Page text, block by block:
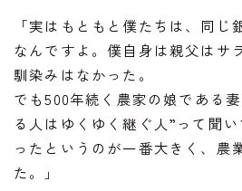
「実はもともと僕たちは、同じ
なんですよ。僕自身は親父はサ
馴染みはなかった。
でも500年続く農家の娘である
る人はゆくゆく継ぐ人”って聞
ったというのが一番大きく、農
た。」